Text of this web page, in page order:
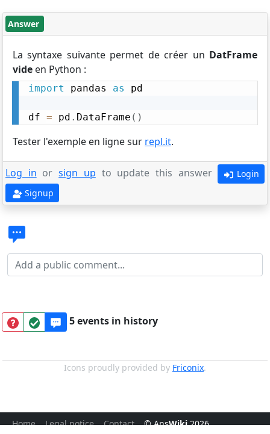
Answer
La syntaxe suivante permet de créer un DatFrame
vide en Python :
import pandas as pd
df = pd . DataFrame ( )
Tester l'exemple en ligne sur repl.it.
Log in orsign up to update this answer
Login
Signup
5 events in history
Icons proudly provided by Friconix.
Home Legal notice Contact © AnsWiki2026 .